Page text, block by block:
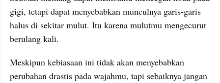
gigi, tetapi dapat menyebabkan munculnya garis-garis
halus di sekitar mulut. Itu karena mulutmu mengecurut
berulang kali.
Meskipun kebiasaan ini tidak akan menyebabkan
perubahan drastis pada wajahmu, tapi sebaiknya jangan